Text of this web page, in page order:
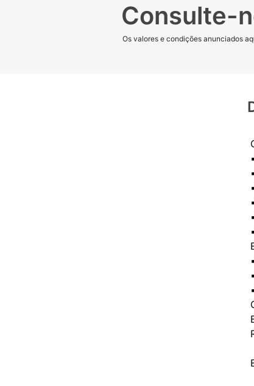
Consulte-
Os valores e condições anunciados